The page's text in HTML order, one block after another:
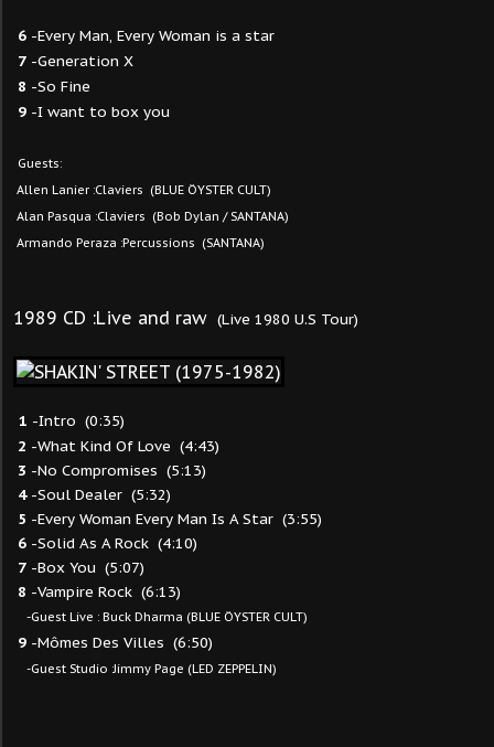
6 -Every Man, Every Woman is a star
7 -Generation X
8 -So Fine
9 -I want to box you
Guests:
Allen Lanier :Claviers (BLUE ÖYSTER CULT)
Alan Pasqua :Claviers (Bob Dylan / SANTANA)
Armando Peraza :Percussions (SANTANA)
1989 CD :Live and raw (Live 1980 U.S Tour)
1 -Intro (0:35)
2 -What Kind Of Love (4:43)
3 -No Compromises (5:13)
4-Soul Dealer (5:32)
5 -Every Woman Every Man Is A Star (3:55)
6 -Solid As A Rock (4:10)
7 -Box You (5:07)
8 -Vampire Rock (6:13)
-Guest Live : Buck Dharma (BLUE ÖYSTER CULT)
9 -Mômes Des Villes (6:50)
-Guest Studio :Jimmy Page (LED ZEPPELIN)